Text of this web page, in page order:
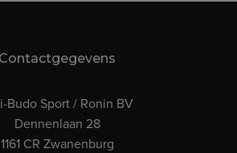
Contactgegevens
Budo Sport / Ronin BV
Dennenlaan 28
1161 CR Zwanenburg